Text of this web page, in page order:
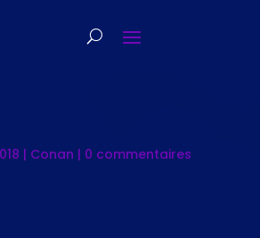
| Conan | 0 commentaires